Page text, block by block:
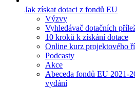
Jak získat dotaci z fondů EU
Výzvy
Vyhledávač dotačních
10 kroků k získání dotace
Online kurz projektového
Podcasty
Akce
Abeceda fondů EU 2021-
vydání